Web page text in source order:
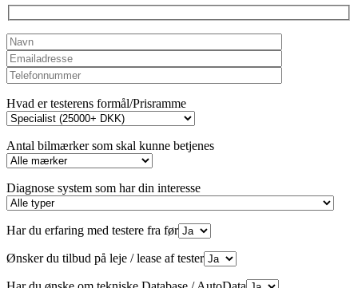
Hvad er testerens formål/Prisramme
Antal bilmærker som skal kunne betjenes
Diagnose system som har din interesse
Har du erfaring med testere fra før
Ønsker du tilbud på leje / lease af tester